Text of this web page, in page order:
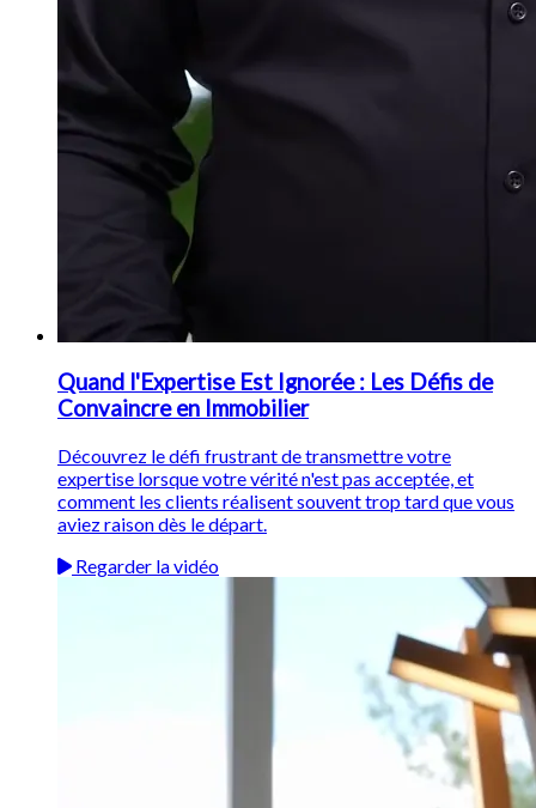
Quand l'Expertise Est Ignorée : Les Défis de
Convaincre en Immobilier
Découvrez le défi frustrant de transmettre votre
expertise lorsque votre vérité n'est pas acceptée, et
comment les clients réalisent souvent trop tard que vous
aviez raison dès le départ.
Regarder la vidéo